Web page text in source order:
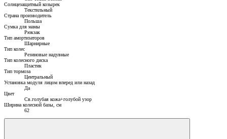
Солнцезащитный козырек
Текстильный
Страна производитель
Польша
Сумка для мамы
Рюкзак
Тип амортизаторов
Шарнирные
Тип колес
Резиновые надувные
Тип колесного диска
Пластик
Тип тормоза
Центральный
Установка модуля лицом вперед или назад
Да
Цвет
Св.голубая кожа+голубой узор
Ширина колесной базы, см
62